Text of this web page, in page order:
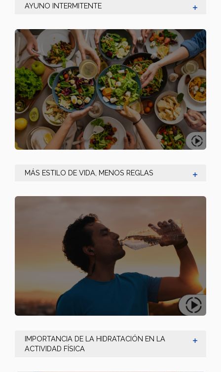
AYUNO INTERMITENTE
MÁS ESTILO DE VIDA, MENOS REGLAS
IMPORTANCIA DE LA HIDRATACIÓN EN LA
ACTIVIDAD FÍSICA